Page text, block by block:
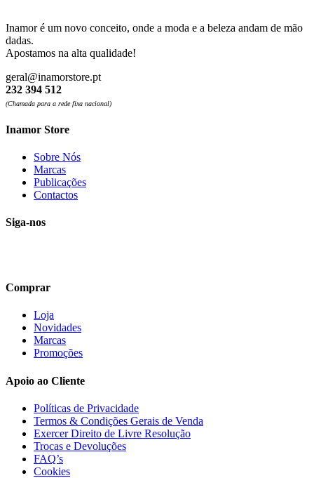
Inamor é um novo conceito, onde a moda e a beleza andam de mão
dadas.
Apostamos na alta qualidade!
geral@inamorstore.pt
232 394 512
(Chamada para a rede fixa nacional)
Inamor Store
Sobre Nós
Marcas
Publicações
Contactos
Siga-nos
Comprar
Loja
Novidades
Marcas
Promoções
Apoio ao Cliente
Políticas de Privacidade
Termos & Condições Gerais de Venda
Exercer Direito de Livre Resolução
Trocas e Devoluções
FAQ’s
Cookies